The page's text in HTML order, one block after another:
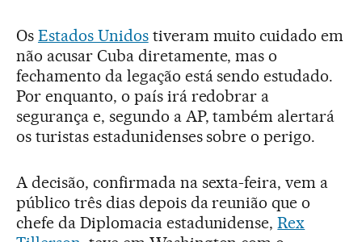
Os Estados Unidostiveram muito cuidado em
não acusar Cuba diretamente, mas o
fechamento da legação está sendo estudado.
Por enquanto, o país irá redobrar a
segurança e, segundo a AP, também alertará
os turistas estadunidenses sobre o perigo.
A decisão, confirmada na sexta-feira, vem a
público três dias depois da reunião que o
chefe da Diplomacia estadunidense,Rex